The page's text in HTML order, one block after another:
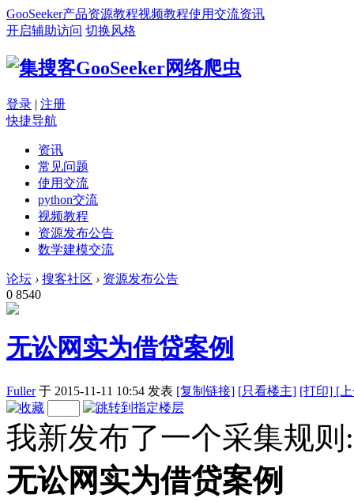
GooSeeker产品资源教程视频教程使用交流资讯
开启辅助访问 切换风格
登录 | 注册
快捷导航
资讯
常见问题
使用交流
python交流
视频教程
资源发布公告
数学建模交流
论坛 › 搜客社区 › 资源发布公告
0 8540
无讼网实为借贷案例
Fuller 于 2015-11-11 10:54 发表 [复制链接] [只看楼主] [打印] [
我新发布了一个采集规则:
无讼网实为借贷案例